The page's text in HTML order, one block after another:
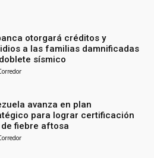
otorgará créditos y
a las familias damnificadas
sísmico
avanza en plan
para lograr certificación
fiebre aftosa